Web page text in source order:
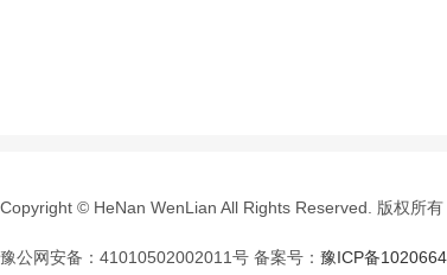
Copyright © HeNan WenLian All Rights Reserved. 版权所
豫公网安备：41010502002011号 备案号： 豫ICP备